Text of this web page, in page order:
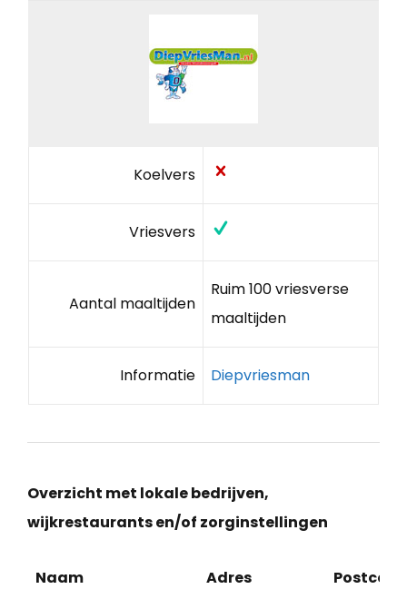
Koelvers
Vriesvers
Aantal maaltijden
Ruim 100 vriesverse
maaltijden
Informatie Diepvriesman
Overzicht met lokale bedrijven,
wijkrestaurants en/of zorginstellingen
Naam Adres Postcode